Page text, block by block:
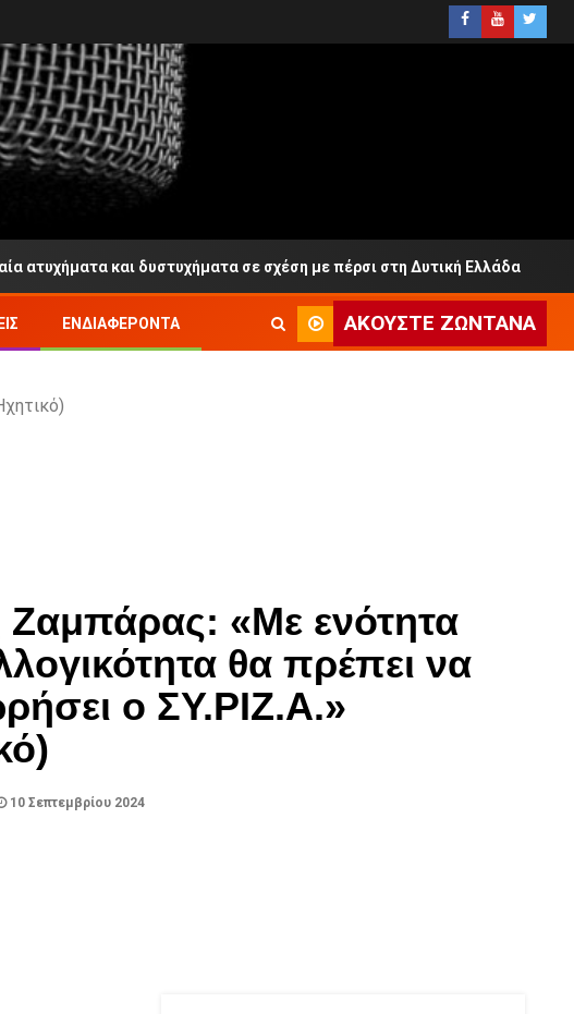
και δυστυχήματα σε σχέση με πέρσι στη Δυτική Ελλάδα
ΕΝΔΙΑΦΈΡΟΝΤΑ ΑΚΟΎΣΤΕ ΖΩΝΤΑΝΆ
Ζαμπάρας: «Με ενότητα
θα πρέπει να
ο ΣΥ.ΡΙΖ.Α.»
10 Σεπτεμβρίου 2024